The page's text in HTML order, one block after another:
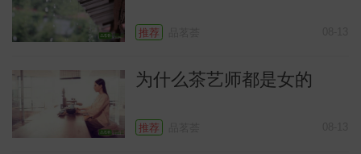
推荐
为什么茶艺师都是女的
推荐